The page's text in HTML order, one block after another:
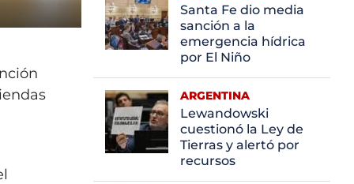
Santa Fe dio media
sanción a la
emergencia hídrica
por El Niño
ARGENTINA
Lewandowski
cuestionó la Ley de
Tierras y alertó por
recursos